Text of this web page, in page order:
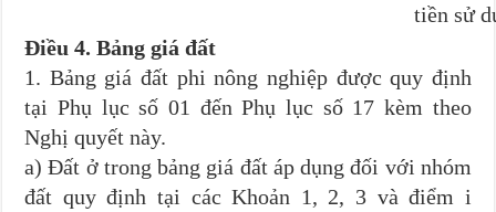
tiền sử
Điều 4. Bảng giá đất
1. Bảng giá đất phi nông nghiệp được quy định
tại Phụ lục số 01 đến Phụ lục số 17 kèm theo
Nghị quyết này.
a) Đất ở trong bảng giá đất áp dụng đối với nhóm
đất quy định tại các Khoản 1, 2, 3 và điểm i